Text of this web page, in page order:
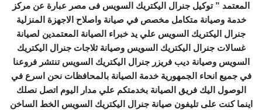
المعتمد ” توكيل جنرال اليكتريك السويس فى مصر عبارة عن مركز
خدمة وصيانة متكامل مخصص في صيانة واصلاح الاجهزة المنزلية
جنرال اليكتريك السويس علي يد خبراء الصيانة المعتمدين لصيانة
غسالات جنرال اليكتريك السويس وصيانة ثلاجات جنرال اليكتريك
السويس وصيانة ديب فريزر جنرال اليكتريك السويس تنتشر فروعنا
في جميع انحاء الجمهورية خدمة الصيانة بالمحافظات نحن اسرع في
الوصول اليك فريق الصيانة بخدمتكم علي مدار اليوم اتصل نصلك
اينما كنت على تليفون صيانة جنرال اليكتريك السويس الخط الساخن